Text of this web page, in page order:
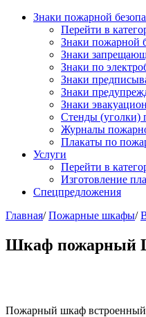
Знаки пожарной
Перейти в
Знаки пожарной
Знаки
Знаки по
Знаки
Знаки
Знаки
Стенды (уголки)
Журналы
Плакаты по
Услуги
Перейти в
Изготовление
Спецпредложения
Главная/Пожарные шкафы/
Шкаф пожарный
Пожарный шкаф встроенный